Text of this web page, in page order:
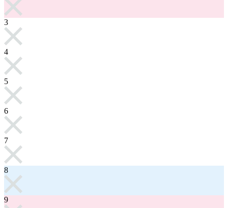
3
4
5
6
7
8
9